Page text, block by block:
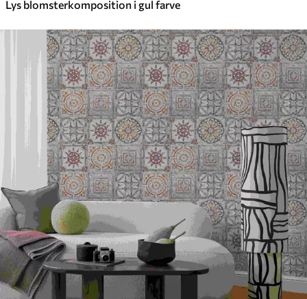
Lys blomsterkomposition i gul farve